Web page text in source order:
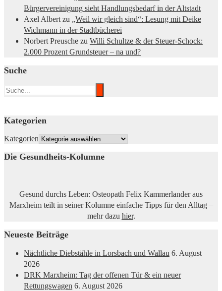
Bürgervereinigung sieht Handlungsbedarf in der Altstadt
Axel Albert zu „Weil wir gleich sind“: Lesung mit Deike
Wichmann in der Stadtbücherei
Norbert Preusche zu Willi Schultze & der Steuer-Schock:
2.000 Prozent Grundsteuer – na und?
Suche
Kategorien
Kategorien
Die Gesundheits-Kolumne
Gesund durchs Leben: Osteopath Felix Kammerlander aus
Marxheim teilt in seiner Kolumne einfache Tipps für den Alltag –
mehr dazu hier.
Neueste Beiträge
Nächtliche Diebstähle in Lorsbach und Wallau 6. August
2026
DRK Marxheim: Tag der offenen Tür & ein neuer
Rettungswagen 6. August 2026